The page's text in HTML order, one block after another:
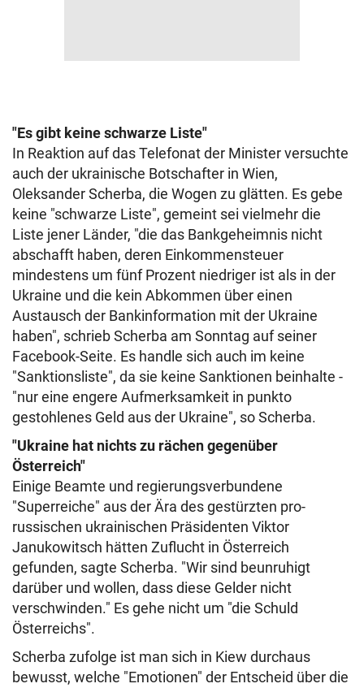
"Es gibt keine schwarze Liste"
In Reaktion auf das Telefonat der Minister versuchte
auch der ukrainische Botschafter in Wien,
Oleksander Scherba, die Wogen zu glätten. Es gebe
keine "schwarze Liste", gemeint sei vielmehr die
Liste jener Länder, "die das Bankgeheimnis nicht
abschafft haben, deren Einkommensteuer
mindestens um fünf Prozent niedriger ist als in der
Ukraine und die kein Abkommen über einen
Austausch der Bankinformation mit der Ukraine
haben", schrieb Scherba am Sonntag auf seiner
Facebook-Seite. Es handle sich auch im keine
"Sanktionsliste", da sie keine Sanktionen beinhalte -
"nur eine engere Aufmerksamkeit in punkto
gestohlenes Geld aus der Ukraine", so Scherba.
"Ukraine hat nichts zu rächen gegenüber
Österreich"
Einige Beamte und regierungsverbundene
"Superreiche" aus der Ära des gestürzten pro-
russischen ukrainischen Präsidenten Viktor
Janukowitsch hätten Zuflucht in Österreich
gefunden, sagte Scherba. "Wir sind beunruhigt
darüber und wollen, dass diese Gelder nicht
verschwinden." Es gehe nicht um "die Schuld
Österreichs".
Scherba zufolge ist man sich in Kiew durchaus
bewusst, welche "Emotionen" der Entscheid über die